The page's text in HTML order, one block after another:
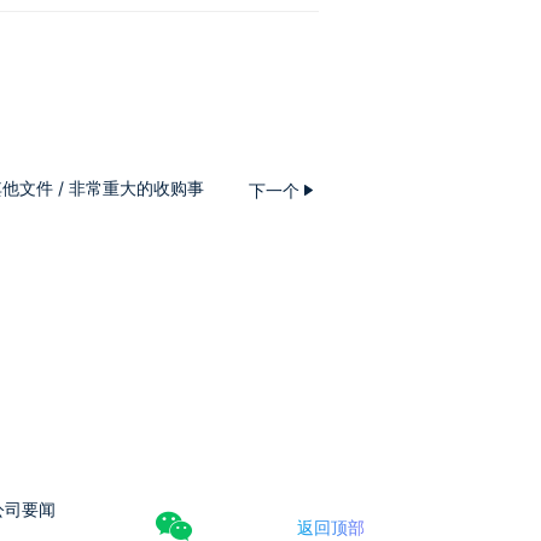
文件 / 非常重大的收购事 下一个
司要闻
返回顶部